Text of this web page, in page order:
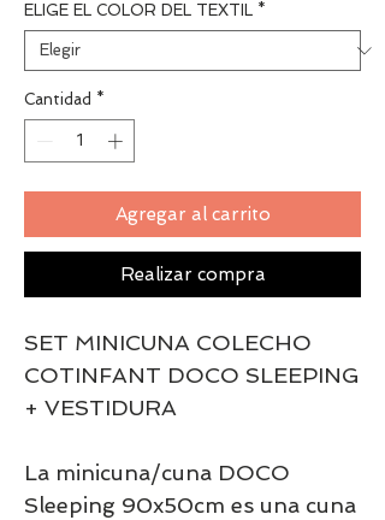
ELIGE EL COLOR DEL TEXTIL *
Cantidad *
Agregar al carrito
Realizar compra
SET MINICUNA COLECHO
COTINFANT DOCO SLEEPING
+ VESTIDURA
La minicuna/cuna DOCO
Sleeping 90x50cm es una cuna